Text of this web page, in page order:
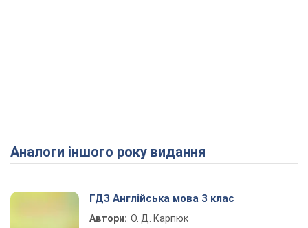
Аналоги іншого року видання
ГДЗ Англійська мова 3 клас
Автори: О. Д. Карпюк